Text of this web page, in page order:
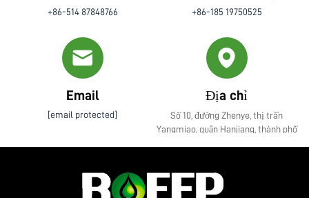
+86-514 87848766 +86-185 19750525
Email
[email protected]
Địa chỉ
Số 10, đường Zhenye, thị trấn
Yangmiao, quận Hanjiang, thành phố